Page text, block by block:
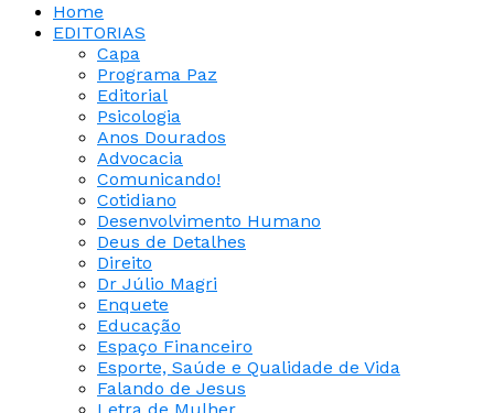
Home
EDITORIAS
Capa
Programa Paz
Editorial
Psicologia
Anos Dourados
Advocacia
Comunicando!
Cotidiano
Desenvolvimento Humano
Deus de Detalhes
Direito
Dr Júlio Magri
Enquete
Educação
Espaço Financeiro
Esporte, Saúde e Qualidade de Vida
Falando de Jesus